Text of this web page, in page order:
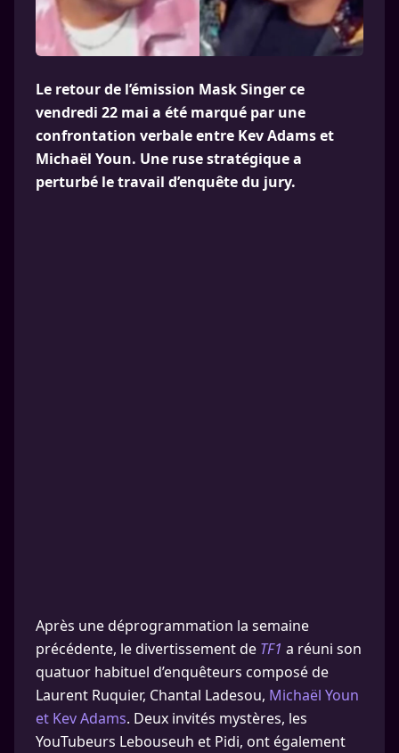
Le retour de l’émission Mask Singer ce
vendredi 22 mai a été marqué par une
confrontation verbale entre Kev Adams et
Michaël Youn. Une ruse stratégique a
perturbé le travail d’enquête du jury.
Après une déprogrammation la semaine
précédente, le divertissement de TF1 a réuni son
quatuor habituel d’enquêteurs composé de
Laurent Ruquier, Chantal Ladesou, Michaël Youn
et Kev Adams. Deux invités mystères, les
YouTubeurs Lebouseuh et Pidi, ont également